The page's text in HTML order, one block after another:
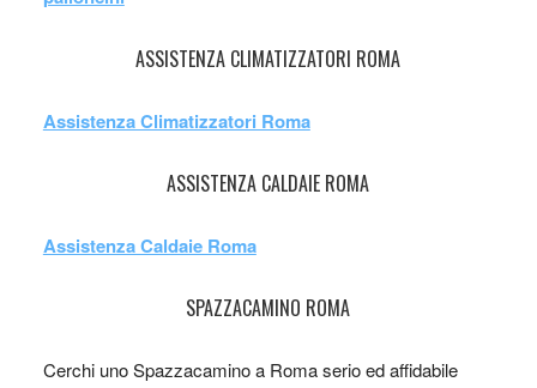
ASSISTENZA CLIMATIZZATORI ROMA
Assistenza Climatizzatori Roma
ASSISTENZA CALDAIE ROMA
Assistenza Caldaie Roma
SPAZZACAMINO ROMA
Cerchi uno Spazzacamino a Roma serio ed affidabile